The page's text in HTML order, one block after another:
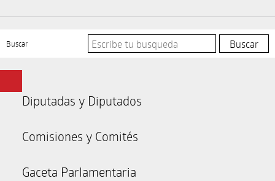
Buscar
Diputadas y Diputados
Comisiones y Comités
Gaceta Parlamentaria